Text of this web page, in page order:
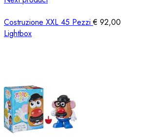
Costruzione XXL 45 Pezzi€ 92,00
Lightbox